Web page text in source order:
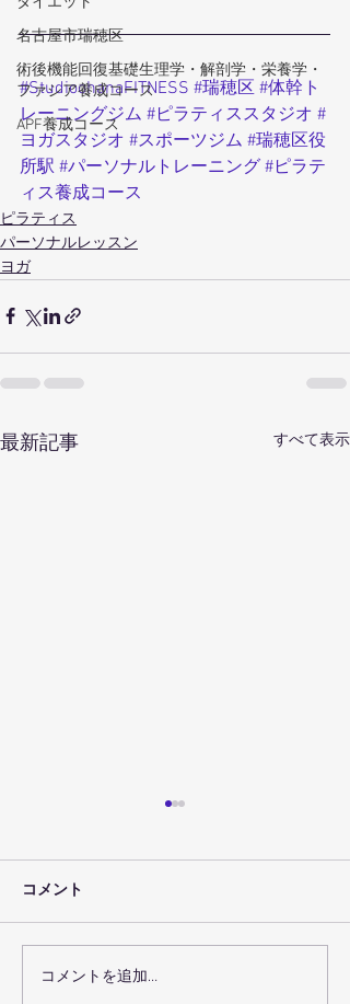
名古屋市瑞穂区
術後機能回復基礎生理学・解剖学・栄養学・
ファシア養成コース
APF養成コース
#StudioohanaFITNESS #瑞穂区 #体幹ト
レーニングジム #ピラティススタジオ #
ヨガスタジオ #スポーツジム #瑞穂区役
所駅 #パーソナルトレーニング #ピラテ
ィス養成コース
ピラティス
パーソナルレッスン
ヨガ
最新記事 すべて表示
７月３０日（金）のレッ
コメント
コメントを追加…